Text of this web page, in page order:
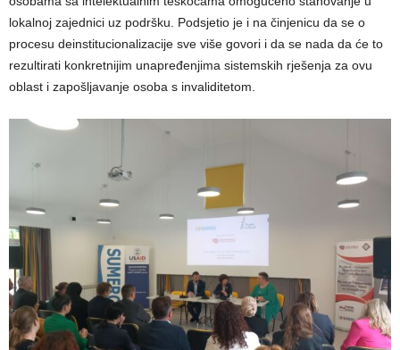
lokalnoj zajednici uz podršku. Podsjetio je i na činjenicu da se o
procesu deinstitucionalizacije sve više govori i da se nada da će to
rezultirati konkretnijim unapređenjima sistemskih rješenja za ovu
oblast i zapošljavanje osoba s invaliditetom.